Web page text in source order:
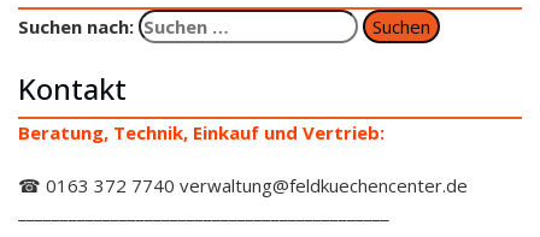
Suchen nach:
Kontakt
Beratung, Technik, Einkauf und Vertrieb:
☎ 0163 372 7740 verwaltung@feldkuechencenter.de